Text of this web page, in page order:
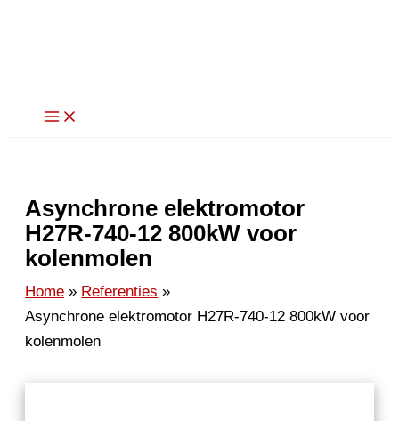
Asynchrone elektromotor
H27R-740-12 800kW voor
kolenmolen
Home
Referenties
Asynchrone elektromotor H27R-740-12 800kW voor
kolenmolen